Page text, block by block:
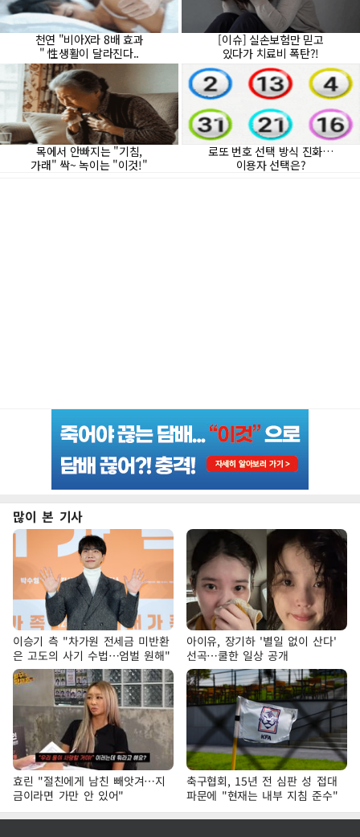
많이 본 기사
이승기 측 "차가원 전세금 미반환
은 고도의 사기 수법…엄벌 원해"
아이유, 장기하 '별일 없이 산다'
선곡…쿨한 일상 공개
효린 "절친에게 남친 빼앗겨…지
금이라면 가만 안 있어"
축구협회, 15년 전 심판 성 접대
파문에 "현재는 내부 지침 준수"